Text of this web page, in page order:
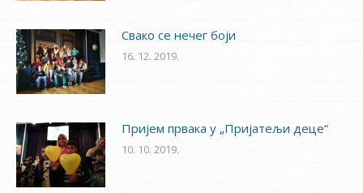
Свако се нечег боји
16. 12. 2019.
Пријем првака у „Пријатељи деце“
10. 10. 2019.